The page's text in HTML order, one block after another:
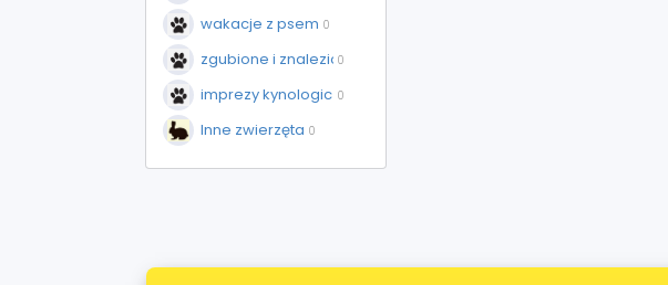
wakacje z psem 0
zgubione i znalezione
0
imprezy kynologiczne
0
Inne zwierzęta 0